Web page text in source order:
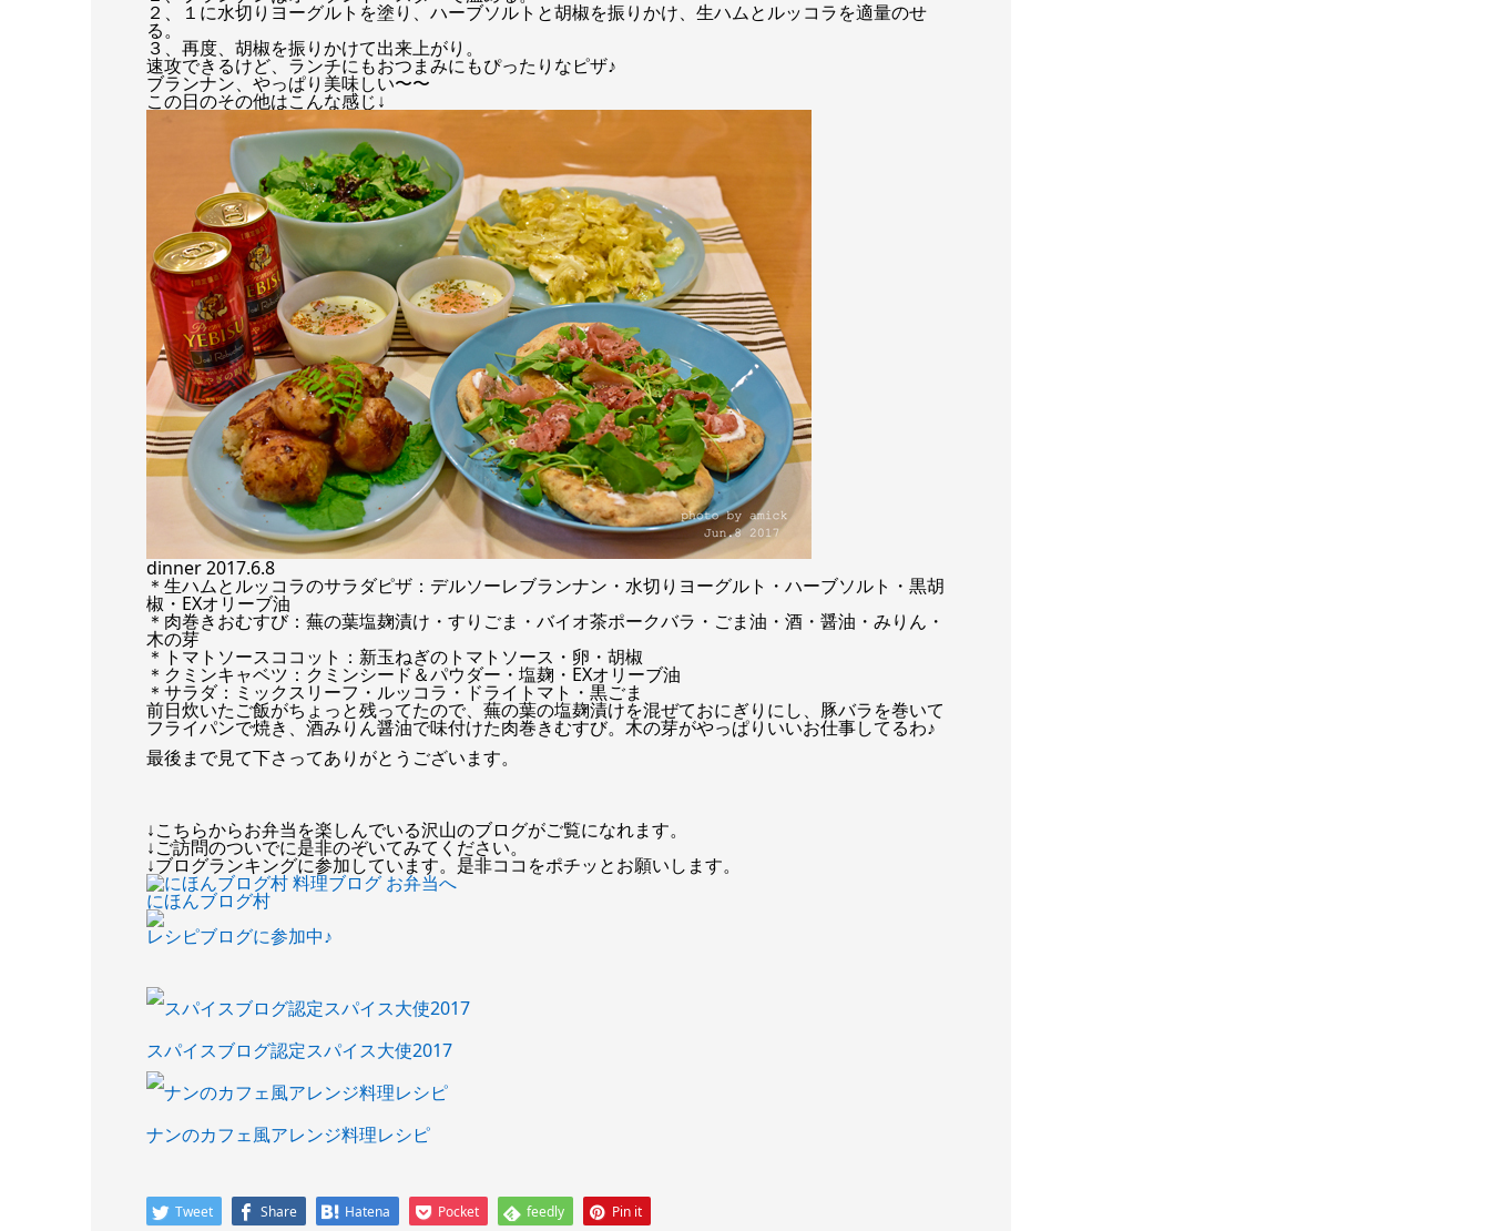
２、１に水切りヨーグルトを塗り、ハーブソルトと胡椒を振りかけ、生ハムとルッコラを適量のせ
る。
３、再度、胡椒を振りかけて出来上がり。
速攻できるけど、ランチにもおつまみにもぴったりなピザ♪
ブランナン、やっぱり美味しい〜〜
この日のその他はこんな感じ↓
dinner 2017.6.8
＊生ハムとルッコラのサラダピザ：デルソーレブランナン・水切りヨーグルト・ハーブソルト・黒胡
椒・EXオリーブ油
＊肉巻きおむすび：蕪の葉塩麹漬け・すりごま・バイオ茶ポークバラ・ごま油・酒・醤油・みりん・
木の芽
＊トマトソースココット：新玉ねぎのトマトソース・卵・胡椒
＊クミンキャベツ：クミンシード＆パウダー・塩麹・EXオリーブ油
＊サラダ：ミックスリーフ・ルッコラ・ドライトマト・黒ごま
前日炊いたご飯がちょっと残ってたので、蕪の葉の塩麹漬けを混ぜておにぎりにし、豚バラを巻いて
フライパンで焼き、酒みりん醤油で味付けた肉巻きむすび。木の芽がやっぱりいいお仕事してるわ♪
最後まで見て下さってありがとうございます。
↓こちらからお弁当を楽しんでいる沢山のブログがご覧になれます。
↓ご訪問のついでに是非のぞいてみてください。
↓ブログランキングに参加しています。是非ココをポチッとお願いします。
にほんブログ村
レシピブログに参加中♪
スパイスブログ認定スパイス大使2017
ナンのカフェ風アレンジ料理レシピ
Tweet Share Hatena Pocket feedly Pin it